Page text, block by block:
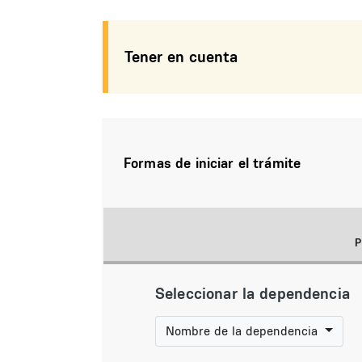
Tener en cuenta
Formas de iniciar el trámite
Seleccionar la dependencia
Nombre de la dependencia